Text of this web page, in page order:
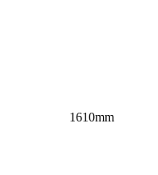
1610mm